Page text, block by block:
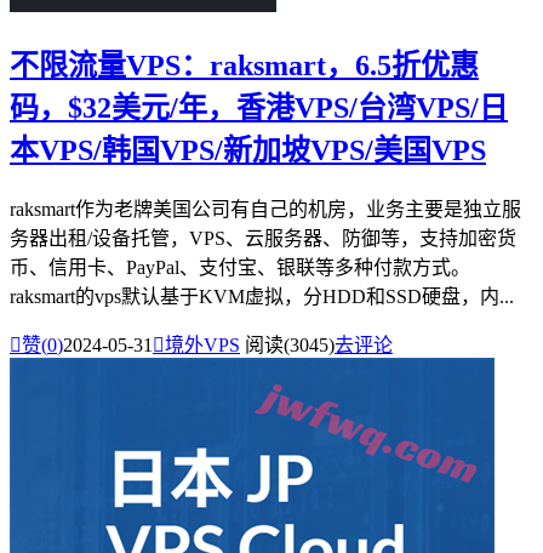
不限流量VPS：raksmart，6.5折优惠
码，$32美元/年，香港VPS/台湾VPS/日
本VPS/韩国VPS/新加坡VPS/美国VPS
raksmart作为老牌美国公司有自己的机房，业务主要是独立服
务器出租/设备托管，VPS、云服务器、防御等，支持加密货
币、信用卡、PayPal、支付宝、银联等多种付款方式。
raksmart的vps默认基于KVM虚拟，分HDD和SSD硬盘，内...
赞(0)2024-05-31 境外VPS 阅读(3045)去评论